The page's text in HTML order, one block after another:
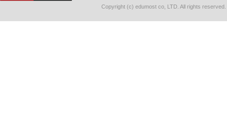
Copyright (c) edumost co, LTD. All rights reserved.